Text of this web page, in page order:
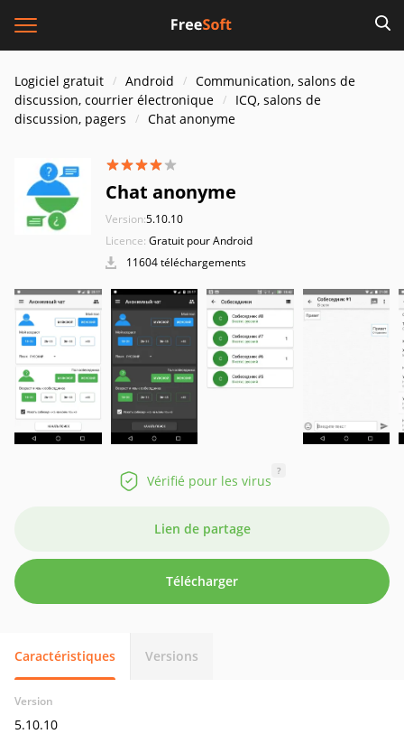
Logiciel gratuit Android
Communication, salons de
discussion, courrier électronique
ICQ, salons de
discussion, pagers
Chat anonyme
Chat anonyme
Version:5.10.10
Licence: Gratuit pour Android
11604 téléchargements
Vérifié pour les virus
?
Lien de partage
Télécharger
Caractéristiques Versions
Version
5.10.10